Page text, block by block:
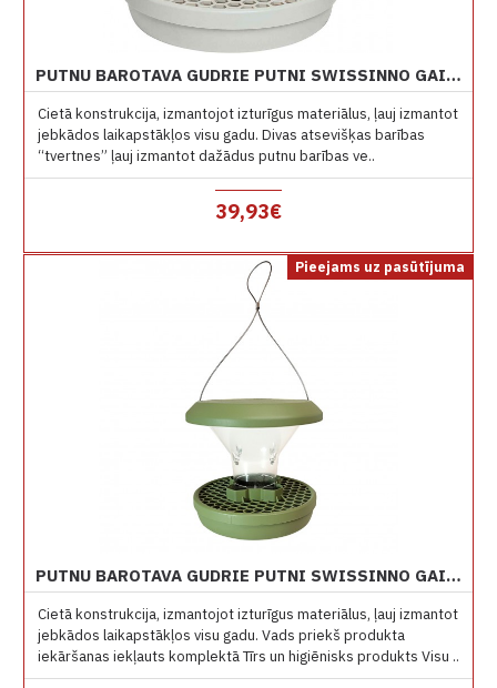
PUTNU BAROTAVA GUDRIE PUTNI SWISSINNO GAIŠI PELĒKA DAVOS
Cietā konstrukcija, izmantojot izturīgus materiālus, ļauj izmantot
jebkādos laikapstākļos visu gadu. Divas atsevišķas barības
“tvertnes” ļauj izmantot dažādus putnu barības ve..
39,93€
Pieejams uz pasūtījuma
PUTNU BAROTAVA GUDRIE PUTNI SWISSINNO GAIŠI ZAĻA GENEVA
Cietā konstrukcija, izmantojot izturīgus materiālus, ļauj izmantot
jebkādos laikapstākļos visu gadu. Vads priekš produkta
iekāršanas iekļauts komplektā Tīrs un higiēnisks produkts Visu ..